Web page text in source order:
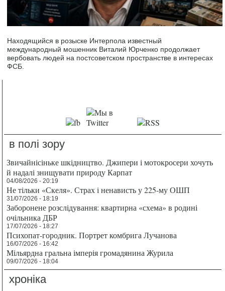
Находящийся в розыске Интерпола известный
международный мошенник Виталий Юрченко продолжает
вербовать людей на постсоветском пространстве в интересах
ФСБ.
в полі зору
Звичайнісіньке шкідництво. Джипери і мотокросери хочуть
й надалі знищувати природу Карпат
04/08/2026 - 20:19
Не тільки «Скеля». Страх і ненависть у 225-му ОШП
31/07/2026 - 18:19
Заборонене розслідування: квартирна «схема» в родині
очільника ДБР
17/07/2026 - 18:27
Психопат-городник. Портрет комбрига Лучанова
16/07/2026 - 16:42
Мільярдна гральна імперія громадянина Журила
09/07/2026 - 18:04
хроніка